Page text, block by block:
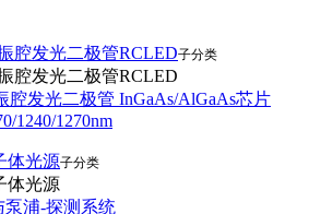
腔发光二极管RCLED子分类
腔发光二极管RCLED
腔发光二极管 InGaAs/AlGaAs芯片
1240/1270nm
体光源子分类
体光源
浦-探测系统